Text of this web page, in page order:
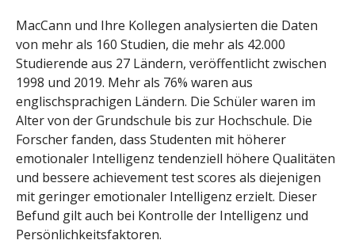
MacCann und Ihre Kollegen analysierten die Daten
von mehr als 160 Studien, die mehr als 42.000
Studierende aus 27 Ländern, veröffentlicht zwischen
1998 und 2019. Mehr als 76% waren aus
englischsprachigen Ländern. Die Schüler waren im
Alter von der Grundschule bis zur Hochschule. Die
Forscher fanden, dass Studenten mit höherer
emotionaler Intelligenz tendenziell höhere Qualitäten
und bessere achievement test scores als diejenigen
mit geringer emotionaler Intelligenz erzielt. Dieser
Befund gilt auch bei Kontrolle der Intelligenz und
Persönlichkeitsfaktoren.